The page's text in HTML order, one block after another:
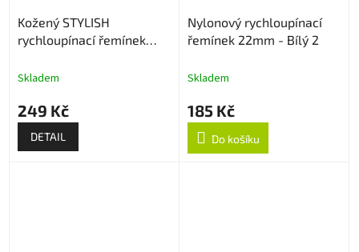
Kožený STYLISH
rychloupínací řemínek
Skladem
249 Kč
DETAIL
Nylonový rychloupínací
řemínek 22mm - Bílý 2
Skladem
185 Kč
Do košíku